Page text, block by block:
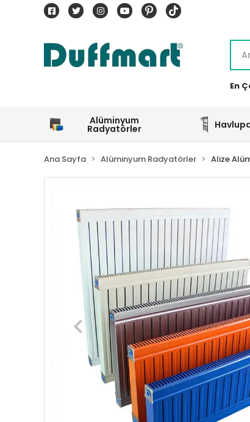
En
Alüminyum
Radyatörler
Ana Sayfa Alüminyum Radyatörler Alize